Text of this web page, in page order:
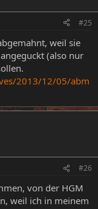
#25
weil sie
(also nur
2013/12/05/abm
#26
von der HGM
weil ich in meinem